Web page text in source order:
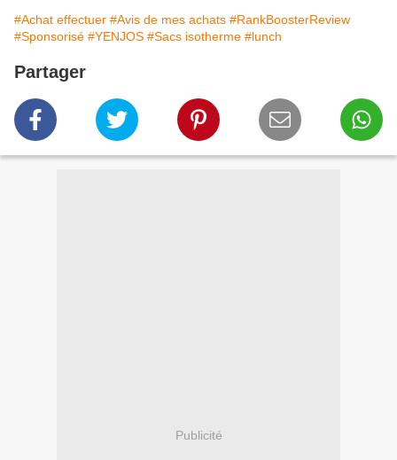
#Achat effectuer #Avis de mes achats #RankBoosterReview
#Sponsorisé #YENJOS #Sacs isotherme #lunch
Partager
Publicité